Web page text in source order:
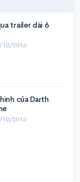
trailer dài 6
10/2016
của Darth
10/2016